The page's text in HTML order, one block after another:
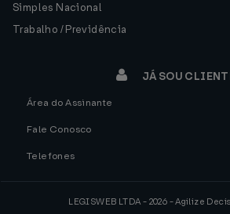
Simples Nacional
Trabalho / Previdência
JÁ SOU
Área do Assinante
Fale Conosco
Telefones
LEGISWEB LTDA - 2026 - Agilize